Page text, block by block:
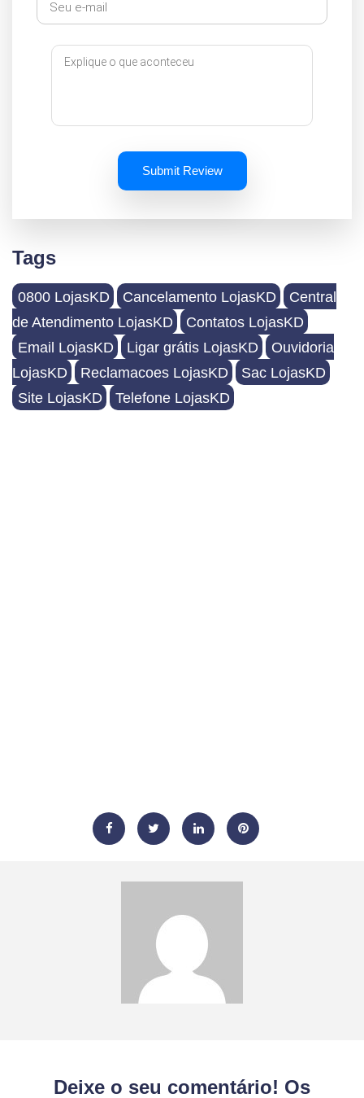
Submit Review
Tags
0800 LojasKD Cancelamento LojasKD
Central
de Atendimento LojasKD
Contatos LojasKD
Email LojasKD
Ligar grátis LojasKD
Ouvidoria
LojasKD
Reclamacoes LojasKD
Sac LojasKD
Site LojasKD
Telefone LojasKD
Deixe o seu comentário! Os